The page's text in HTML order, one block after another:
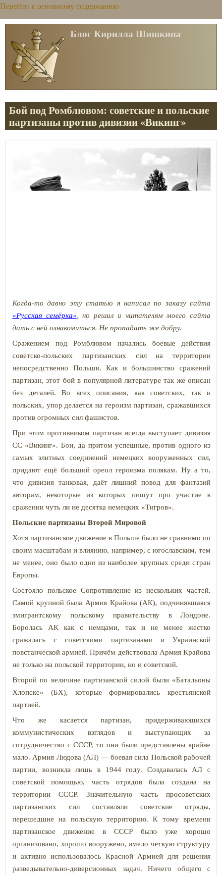
Перейти к основному содержанию
Блог Кирилла Шишкина
Бой под Ромблювом: советские и польские
партизаны против дивизии «Викинг»
Когда-то давно эту статью я написал по заказу сайта
«Русская семёрка» , но решил и читателям моего сайта
дать с ней ознакомиться. Не пропадать же добру.
Сражением под Ромблювом начались боевые действия
советско-польских партизанских сил на территории
непосредственно Польши. Как и большинство сражений
партизан, этот бой в популярной литературе так же описан
без деталей. Во всех описания, как советских, так и
польских, упор делается на героизм партизан, сражавшихся
против огромных сил фашистов.
При этом противником партизан всегда выступает дивизия
СС «Викинг». Бои, да притом успешные, против одного из
самых элитных соединений немецких вооруженных сил,
придают ещё больший ореол героизма полякам. Ну а то,
что дивизия танковая, даёт лишний повод для фантазий
авторам, некоторые из которых пишут про участие в
сражении чуть ли не десятка немецких «Тигров».
Польские партизаны Второй Мировой
Хотя партизанское движение в Польше было не сравнимо по
своим масштабам и влиянию, например, с югославским, тем
не менее, оно было одно из наиболее крупных среди стран
Европы.
Состояло польское Сопротивление из нескольких частей.
Самой крупной была Армия Крайова (АК), подчинявшаяся
эмигрантскому польскому правительству в Лондоне.
Боролась АК как с немцами, так и не менее жестко
сражалась с советскими партизанами и Украинской
повстанческой армией. Причём действовала Армия Крайова
не только на польской территории, но и советской.
Второй по величине партизанской силой были «Батальоны
Хлопске» (БХ), которые формировались крестьянской
партией.
Что же касается партизан, придерживающихся
коммунистических взглядов и выступающих за
сотрудничество с СССР, то они были представлены крайне
мало. Армия Людова (АЛ) — боевая сила Польской рабочей
партии, возникла лишь в 1944 году. Создавалась АЛ с
советской помощью, часть отрядов была создана на
территории СССР. Значительную часть просоветских
партизанских сил составляли советские отряды,
перешедшие на польскую территорию. К тому времени
партизанское движение в СССР было уже хорошо
организовано, хорошо вооружено, имело четкую структуру
и активно использовалось Красной Армией для решения
разведывательно-диверсионных задач. Ничего общего с